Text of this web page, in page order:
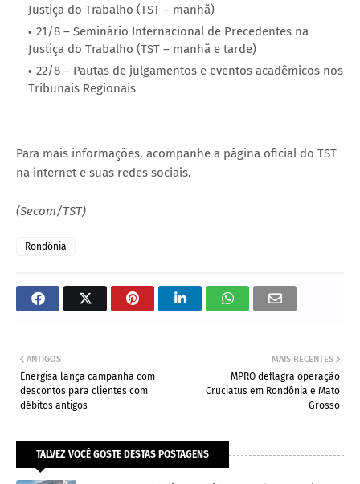
Justiça do Trabalho (TST – manhã)
21/8 – Seminário Internacional de Precedentes na
Justiça do Trabalho (TST – manhã e tarde)
22/8 – Pautas de julgamentos e eventos acadêmicos nos
Tribunais Regionais
Para mais informações, acompanhe a página oficial do TST
na internet e suas redes sociais.
(Secom/TST)
Rondônia
MAIS RECENTES
MPRO deflagra operação
Cruciatus em Rondônia e Mato
Grosso
ANTIGOS
Energisa lança campanha com
descontos para clientes com
débitos antigos
TALVEZ VOCÊ GOSTE DESTAS POSTAGENS